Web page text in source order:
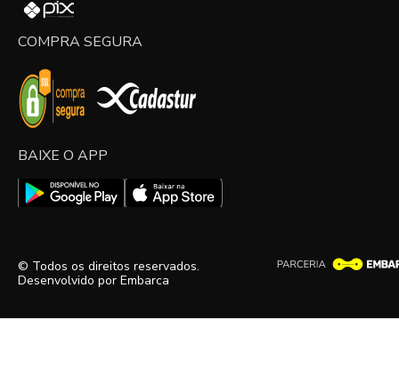
COMPRA SEGURA
BAIXE O APP
© Todos os direitos reservados.
Desenvolvido por Embarca